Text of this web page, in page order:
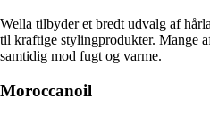
Wella tilbyder et bredt udvalg af
til kraftige stylingprodukter. Mange
samtidig mod fugt og varme.
Moroccanoil